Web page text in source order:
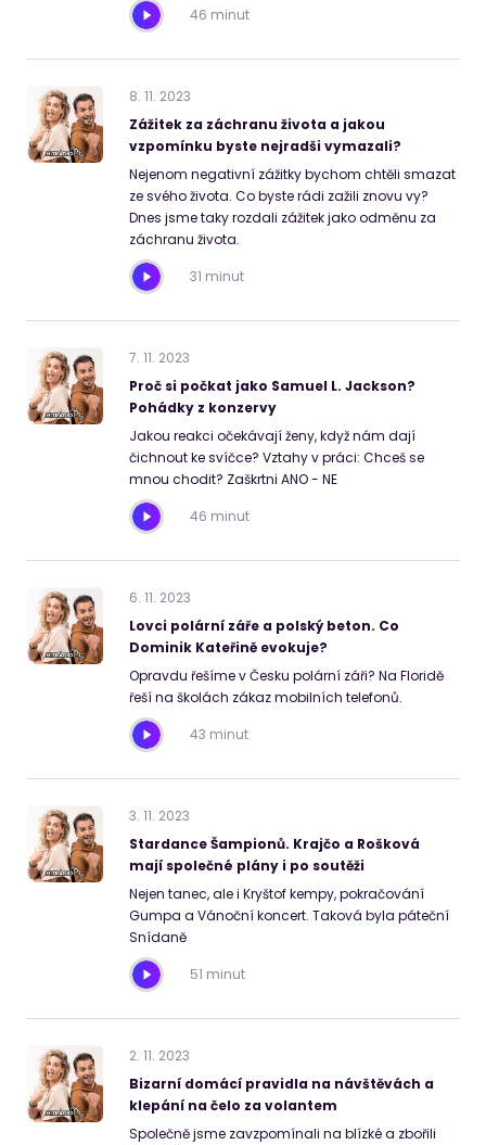
46 minut
8. 11. 2023
Zážitek za záchranu života a jakou
vzpomínku byste nejradši vymazali?
Nejenom negativní zážitky bychom chtěli smazat
ze svého života. Co byste rádi zažili znovu vy?
Dnes jsme taky rozdali zážitek jako odměnu za
záchranu života.
31 minut
7. 11. 2023
Proč si počkat jako Samuel L. Jackson?
Pohádky z konzervy
Jakou reakci očekávají ženy, když nám dají
čichnout ke svíčce? Vztahy v práci: Chceš se
mnou chodit? Zaškrtni ANO - NE
46 minut
6. 11. 2023
Lovci polární záře a polský beton. Co
Dominik Kateřině evokuje?
Opravdu řešíme v Česku polární záři? Na Floridě
řeší na školách zákaz mobilních telefonů.
43 minut
3. 11. 2023
Stardance Šampionů. Krajčo a Rošková
mají společné plány i po soutěži
Nejen tanec, ale i Kryštof kempy, pokračování
Gumpa a Vánoční koncert. Taková byla páteční
Snídaně
51 minut
2. 11. 2023
Bizarní domácí pravidla na návštěvách a
klepání na čelo za volantem
Společně jsme zavzpomínali na blízké a zbořili